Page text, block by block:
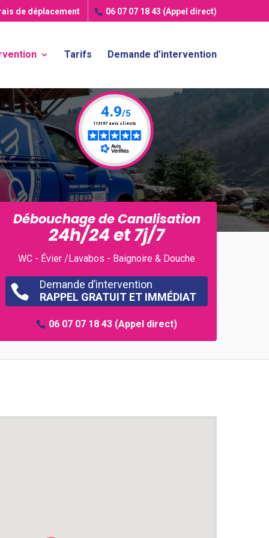
de déplacement 06 07 07 18 43 (Appel direct)
Tarifs Demande d’intervention
Débouchage de Canalisation
24h/24 et 7j/7
WC - Évier /Lavabos - Baignoire & Douche

Demande d’intervention
RAPPEL GRATUIT ET IMMÉDIAT
06 07 07 18 43 (Appel direct)